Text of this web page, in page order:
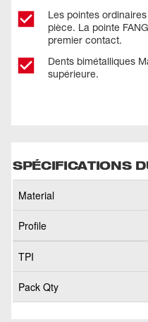
Les pointes
pièce. La pointe
premier contact.
Dents bimétalliques
supérieure.
SPÉCIFICATIONS
Material
Profile
TPI
Pack Qty